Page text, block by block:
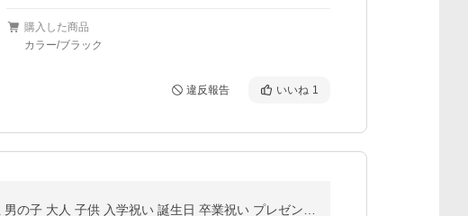
購入した商品
カラー/ブラック
違反報告 いいね 1